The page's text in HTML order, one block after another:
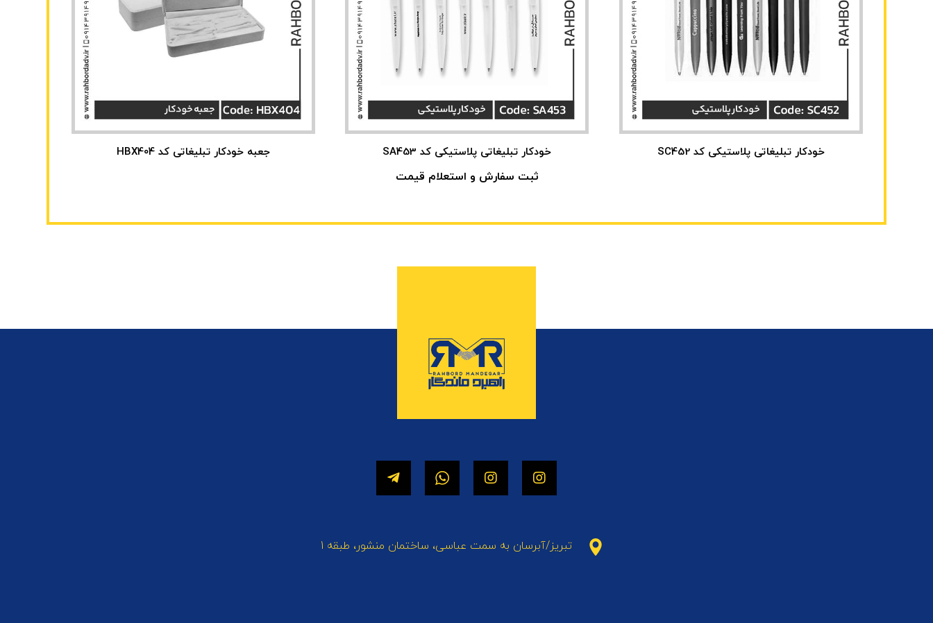
خودکار تبلیغاتی پلاستیکی کد SC452 خودکار تبلیغاتی پلاستیکی کد SA453
ثبت سفارش و استعلام قیمت
جعبه خودکار تبلیغاتی کد HBX404
تبریز/آبرسان به سمت عباسی، ساختمان منشور، طبقه 1